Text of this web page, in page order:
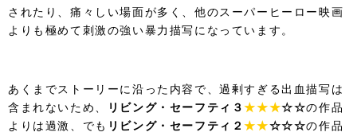
されたり、痛々しい場面が多く、他のスーパーヒーロー映画
よりも極めて刺激の強い暴力描写になっています。
あくまでストーリーに沿った内容で、過剰すぎる出血描写は
含まれないため、
リビング・セーフティ３★★★☆☆の作品
よりは過激、でも リビング・セーフティ２★★☆☆☆の作品